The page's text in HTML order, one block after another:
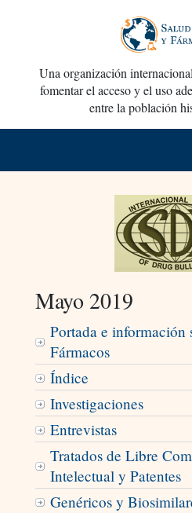
Una organización
fomentar el acceso y el uso
entre la población
Mayo 2019
Portada e información
Fármacos
Índice
Investigaciones
Entrevistas
Tratados de Libre
Intelectual y Patentes
Genéricos y